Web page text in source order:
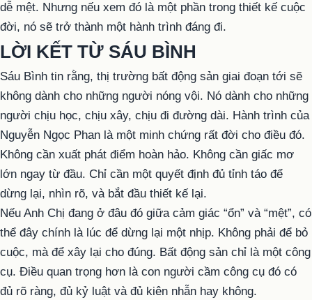
dễ mệt. Nhưng nếu xem đó là một phần trong thiết kế cuộc
đời, nó sẽ trở thành một hành trình đáng đi.
LỜI KẾT TỪ SÁU BÌNH
Sáu Bình tin rằng, thị trường bất động sản giai đoạn tới sẽ
không dành cho những người nóng vội. Nó dành cho những
người chịu học, chịu xây, chịu đi đường dài. Hành trình của
Nguyễn Ngọc Phan là một minh chứng rất đời cho điều đó.
Không cần xuất phát điểm hoàn hảo. Không cần giấc mơ
lớn ngay từ đầu. Chỉ cần một quyết định đủ tỉnh táo để
dừng lại, nhìn rõ, và bắt đầu thiết kế lại.
Nếu Anh Chị đang ở đâu đó giữa cảm giác “ổn” và “mệt”, có
thể đây chính là lúc để dừng lại một nhịp. Không phải để bỏ
cuộc, mà để xây lại cho đúng. Bất động sản chỉ là một công
cụ. Điều quan trọng hơn là con người cầm công cụ đó có
đủ rõ ràng, đủ kỷ luật và đủ kiên nhẫn hay không.